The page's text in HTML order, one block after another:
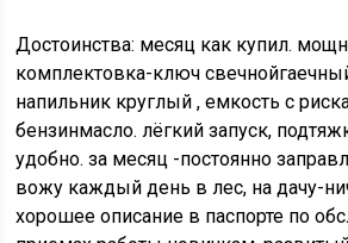
Достоинства: месяц как купил.
комплектовка-ключ
напильник круглый , емкость с
бензинмасло. лёгкий запуск,
удобно. за месяц -постоянно
вожу каждый день в лес, на дачу-
хорошее описание в паспорте по